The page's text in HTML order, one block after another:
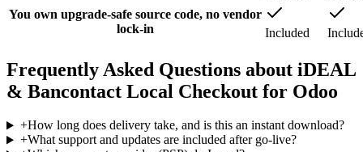
You own upgrade-safe source code, no vendor
lock-in
Included
Frequently Asked Questions about iDEAL
& Bancontact Local Checkout for Odoo
+How long does delivery take, and is this an instant download?
+What support and updates are included after go-live?